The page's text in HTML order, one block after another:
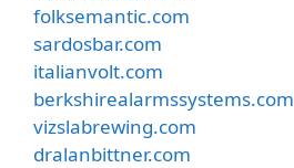
folksemantic.com
sardosbar.com
italianvolt.com
berkshirealarmssystems.com
vizslabrewing.com
dralanbittner.com